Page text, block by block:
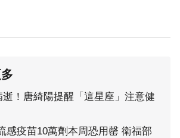
逝！唐綺陽提醒「這星座」注意健
感疫苗10萬劑本周恐用罄 衛福部